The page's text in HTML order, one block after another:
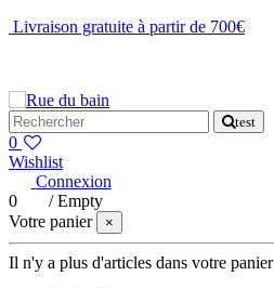
Livraison gratuite à partir de 700€
test
0
Wishlist
Connexion
0
/Empty
Votre panier
×
Il n'y a plus d'articles dans votre panier